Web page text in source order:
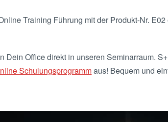
Training Führung mit der Produkt-Nr.
Dein Office direkt in unseren Seminarraum.
Schulungsprogrammaus! Bequem und